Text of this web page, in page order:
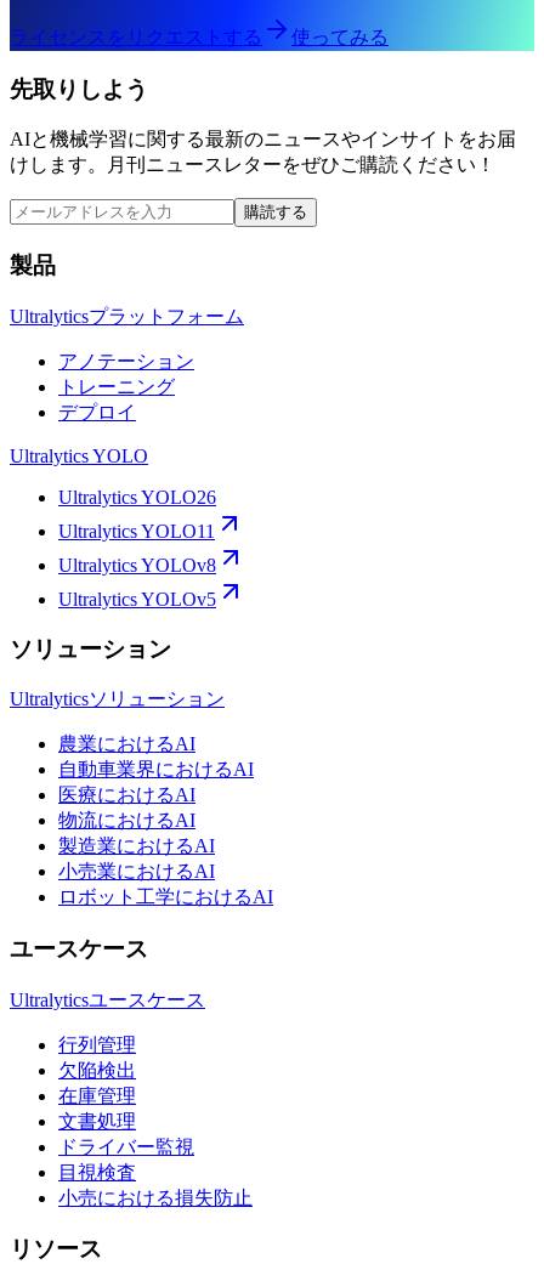
ライセンスをリクエストする 使ってみる
先取りしよう
AIと機械学習に関する最新のニュースやインサイトをお届
けします。月刊ニュースレターをぜひご購読ください！
購読する
製品
Ultralyticsプラットフォーム
アノテーション
トレーニング
デプロイ
Ultralytics YOLO
Ultralytics YOLO26
Ultralytics YOLO11
Ultralytics YOLOv8
Ultralytics YOLOv5
ソリューション
Ultralyticsソリューション
農業におけるAI
自動車業界におけるAI
医療におけるAI
物流におけるAI
製造業におけるAI
小売業におけるAI
ロボット工学におけるAI
ユースケース
Ultralyticsユースケース
行列管理
欠陥検出
在庫管理
文書処理
ドライバー監視
目視検査
小売における損失防止
リソース